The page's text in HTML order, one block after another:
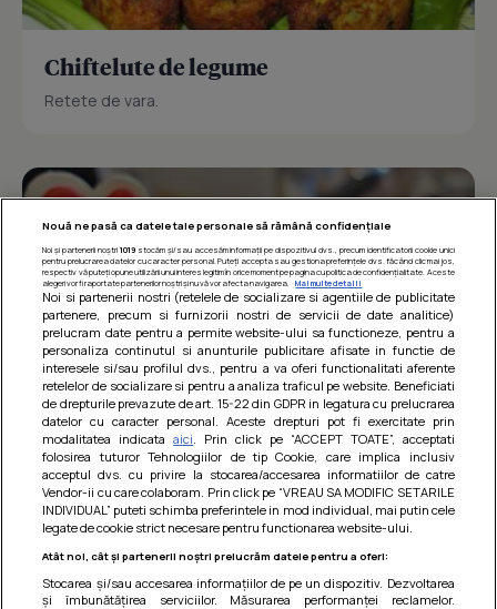
Chiftelute de legume
Retete de vara.
Barcute din vinete cu arpagic rosu
Un deliciu usor de preparat!
Nouă ne pasă ca datele tale personale să rămână confidențiale
Noi și partenerii noștri 1019stocăm și/sau accesăm informații pe dispozitivul dvs., precum identificatorii cookie unici
pentru prelucrarea datelor cu caracter personal. Puteți accepta sau gestiona preferințele dvs. făcând clic mai jos,
respectiv vă puteți opune utilizării unui interes legitim în orice moment pe pagina cu politica de confidențialitate. Aceste
alegeri vor fi raportate partenerilor noștri și nu vă vor afecta navigarea.
Mai multe detalii
Noi si partenerii nostri (retelele de socializare si agentiile de publicitate
partenere, precum si furnizorii nostri de servicii de date analitice)
prelucram date pentru a permite website-ului sa functioneze, pentru a
personaliza continutul si anunturile publicitare afisate in functie de
interesele si/sau profilul dvs., pentru a va oferi functionalitati aferente
retelelor de socializare si pentru a analiza traficul pe website. Beneficiati
de drepturile prevazute de art. 15-22 din GDPR in legatura cu prelucrarea
datelor cu caracter personal. Aceste drepturi pot fi exercitate prin
modalitatea indicataaici . Prin click pe “ACCEPT TOATE”, acceptati
folosirea tuturor Tehnologiilor de tip Cookie, care implica inclusiv
acceptul dvs. cu privire la stocarea/accesarea informatiilor de catre
Vendor-ii cu care colaboram. Prin click pe “VREAU SA MODIFIC SETARILE
INDIVIDUAL” puteti schimba preferintele in mod individual, mai putin cele
legate de cookie strict necesare pentru functionarea website-ului.
Atât noi, cât și partenerii noștri prelucrăm datele pentru a oferi:
Stocarea și/sau accesarea informațiilor de pe un dispozitiv. Dezvoltarea
și îmbunătățirea serviciilor. Măsurarea performanței reclamelor.